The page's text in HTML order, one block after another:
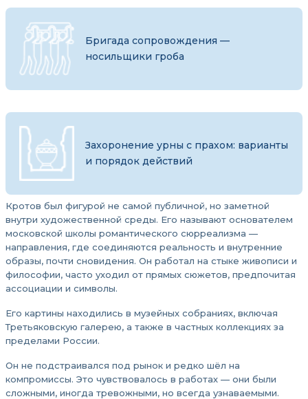
Бригада сопровождения —
носильщики гроба
Захоронение урны с прахом: варианты
и порядок действий
Кротов был фигурой не самой публичной, но заметной
внутри художественной среды. Его называют основателем
московской школы романтического сюрреализма —
направления, где соединяются реальность и внутренние
образы, почти сновидения. Он работал на стыке живописи и
философии, часто уходил от прямых сюжетов, предпочитая
ассоциации и символы.
Его картины находились в музейных собраниях, включая
Третьяковскую галерею, а также в частных коллекциях за
пределами России.
Он не подстраивался под рынок и редко шёл на
компромиссы. Это чувствовалось в работах — они были
сложными, иногда тревожными, но всегда узнаваемыми.